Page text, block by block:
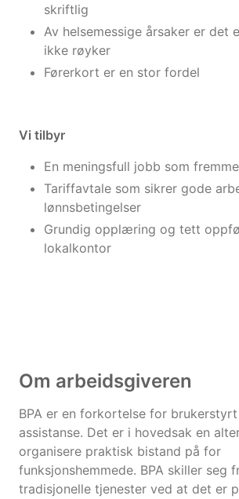
skriftlig
Av helsemessige årsaker er det
ikke røyker
Førerkort er en stor fordel
Vi tilbyr
En meningsfull jobb som
Tariffavtale som sikrer gode
lønnsbetingelser
Grundig opplæring og tett
lokalkontor
Om arbeidsgiveren
BPA er en forkortelse for
assistanse. Det er i hovedsak en
organisere praktisk bistand på for
funksjonshemmede. BPA skiller seg
tradisjonelle tjenester ved at det er